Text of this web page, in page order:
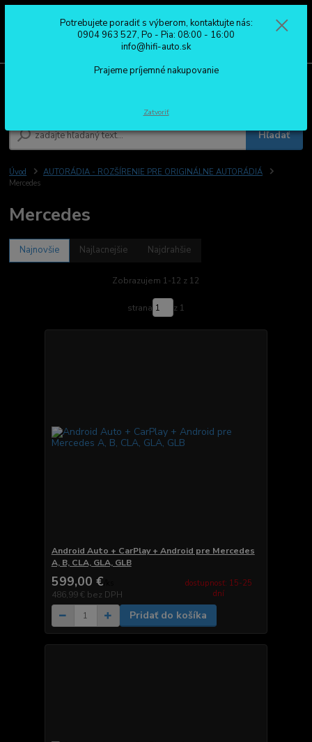
Hľadať
0904 963 527
Po - Pia: 08:00 - 16:00
Úvod
AUTORÁDIA - ROZŠÍRENIE PRE ORIGINÁLNE AUTORÁDIÁ
Mercedes
Mercedes
Najnovšie Najlacnejšie Najdrahšie
Zobrazujem 1-12 z 12
strana z 1
Android Auto + CarPlay + Android pre Mercedes
A, B, CLA, GLA, GLB
599,00 €
486,99 € bez DPH
dostupnosť: 15-25
dní
Pridať do košíka
Potrebujete poradiť s výberom, kontaktujte nás:
0904 963 527, Po - Pia: 08:00 - 16:00
info@hifi-auto.sk
Prajeme príjemné nakupovanie
Zatvoriť